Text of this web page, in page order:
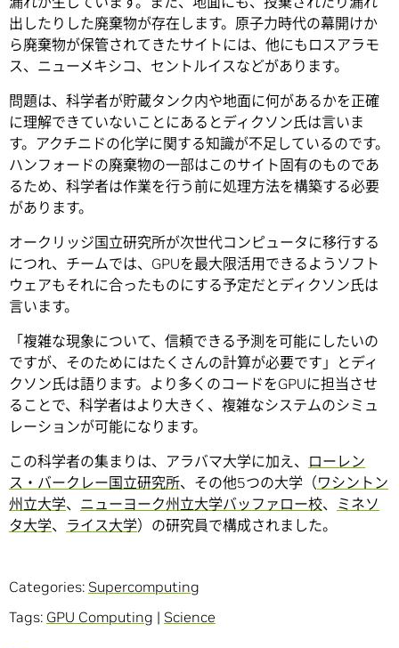
出したりした廃棄物が存在します。原子力時代の幕開けか
ら廃棄物が保管されてきたサイトには、他にもロスアラモ
ス、ニューメキシコ、セントルイスなどがあります。
問題は、科学者が貯蔵タンク内や地面に何があるかを正確
に理解できていないことにあるとディクソン氏は言いま
す。アクチニドの化学に関する知識が不足しているのです。
ハンフォードの廃棄物の一部はこのサイト固有のものであ
るため、科学者は作業を行う前に処理方法を構築する必要
があります。
オークリッジ国立研究所が次世代コンピュータに移行する
につれ、チームでは、GPUを最大限活用できるようソフト
ウェアもそれに合ったものにする予定だとディクソン氏は
言います。
「複雑な現象について、信頼できる予測を可能にしたいの
ですが、そのためにはたくさんの計算が必要です」とディ
クソン氏は語ります。より多くのコードをGPUに担当させ
ることで、科学者はより大きく、複雑なシステムのシミュ
レーションが可能になります。
この科学者の集まりは、アラバマ大学に加え、 ローレン
ス・バークレー国立研究所、その他5つの大学（ワシントン
州立大学、 ニューヨーク州立大学バッファロー校、 ミネソ
タ大学、 ライス大学）の研究員で構成されました。
Categories: Supercomputing
Tags: GPU Computing | Science